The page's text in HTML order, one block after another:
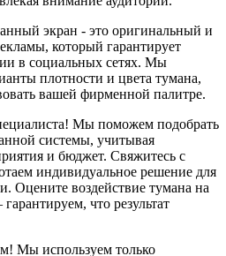
экран - это оригинальный и
который гарантирует
в социальных сетях. Мы
плотности и цвета тумана,
вашей фирменной палитре.
Мы поможем подобрать
системы, учитывая
и бюджет. Свяжитесь с
индивидуальное решение для
Оцените воздействие тумана на
что результат
Мы используем только